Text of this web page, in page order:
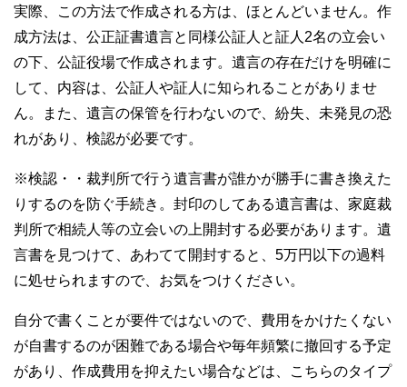
実際、この方法で作成される方は、ほとんどいません。作
成方法は、公正証書遺言と同様公証人と証人2名の立会い
の下、公証役場で作成されます。遺言の存在だけを明確に
して、内容は、公証人や証人に知られることがありませ
ん。また、遺言の保管を行わないので、紛失、未発見の恐
れがあり、検認が必要です。
※検認・・裁判所で行う遺言書が誰かが勝手に書き換えた
りするのを防ぐ手続き。封印のしてある遺言書は、家庭裁
判所で相続人等の立会いの上開封する必要があります。遺
言書を見つけて、あわてて開封すると、5万円以下の過料
に処せられますので、お気をつけください。
自分で書くことが要件ではないので、費用をかけたくない
が自書するのが困難である場合や毎年頻繁に撤回する予定
があり、作成費用を抑えたい場合などは、こちらのタイプ